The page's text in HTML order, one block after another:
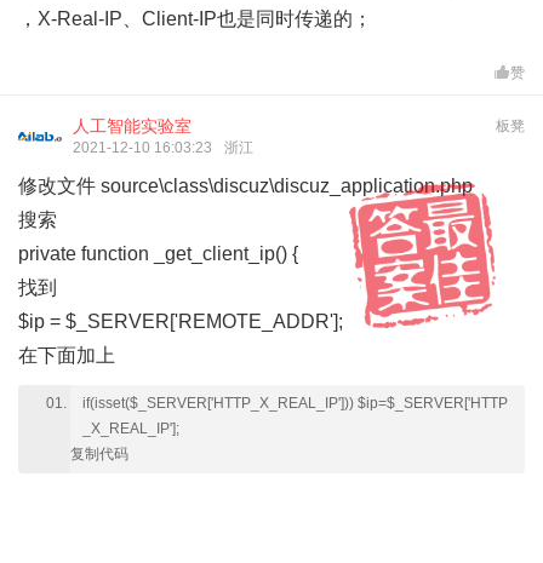
，X-Real-IP、Client-IP也是同时传递的；
赞
板凳
人工智能实验室
2021-12-10 16:03:23 浙江
修改文件 source\class\discuz\discuz_application.php
搜索
private function _get_client_ip() {
找到
$ip = $_SERVER['REMOTE_ADDR'];
在下面加上
if(isset($_SERVER['HTTP_X_REAL_IP'])) $ip=$_SERVER['HTTP
_X_REAL_IP'];
复制代码